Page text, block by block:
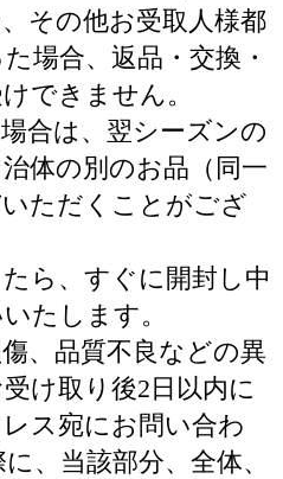
その他お受取人様都
場合、返品・交換・
できません。
合は、翌シーズンの
体の別のお品（同一
ただくことがござ
ら、すぐに開封し中
たします。
、品質不良などの異
け取り後2日以内に
レス宛にお問い合わ
、当該部分、全体、